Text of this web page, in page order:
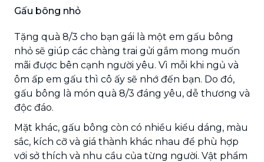
Gấu bông nhỏ
Tặng quà 8/3 cho bạn gái là một em gấu bông
nhỏ sẽ giúp các chàng trai gửi gắm mong muốn
mãi được bên cạnh người yêu. Vì mỗi khi ngủ và
ôm ấp em gấu thì cô ấy sẽ nhớ đến bạn. Do đó,
gấu bông là món quà 8/3 đáng yêu, dễ thương và
độc đáo.
Mặt khác, gấu bông còn có nhiều kiểu dáng, màu
sắc, kích cỡ và giá thành khác nhau để phù hợp
với sở thích và nhu cầu của từng người. Vật phẩm